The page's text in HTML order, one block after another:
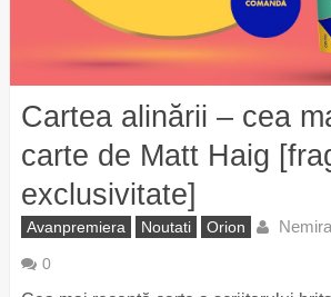
Cartea alinării – cea
carte de Matt Haig
exclusivitate]
Avanpremiera Noutati Orion Nemira
0